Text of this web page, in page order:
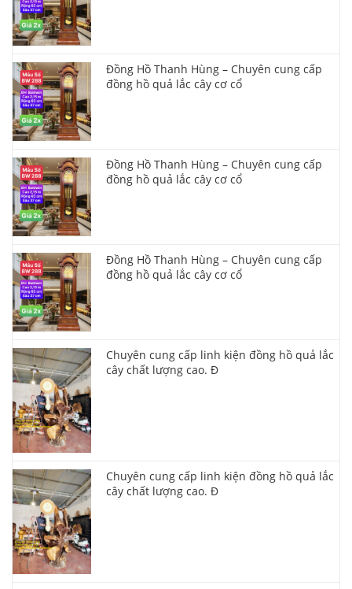
Đồng Hồ Thanh Hùng – Chuyên cung cấp
đồng hồ quả lắc cây cơ cổ
Đồng Hồ Thanh Hùng – Chuyên cung cấp
đồng hồ quả lắc cây cơ cổ
Đồng Hồ Thanh Hùng – Chuyên cung cấp
đồng hồ quả lắc cây cơ cổ
Chuyên cung cấp linh kiện đồng hồ quả lắc
cây chất lượng cao. Đ
Chuyên cung cấp linh kiện đồng hồ quả lắc
cây chất lượng cao. Đ